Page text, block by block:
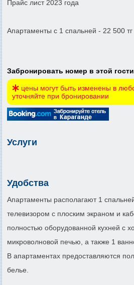
Прайс лист 2023 года
Апартаменты с 1 спальней - 22 500 тг
Забронировать номер в этой
цены могут быть изменены в
уточняйте при бронировании
Услуги
Удобства
Апартаменты располагают 1
телевизором с плоским экраном и
полностью оборудованной кухней с
микроволновой печью, а также 1
В апартаментах предоставляются
белье.